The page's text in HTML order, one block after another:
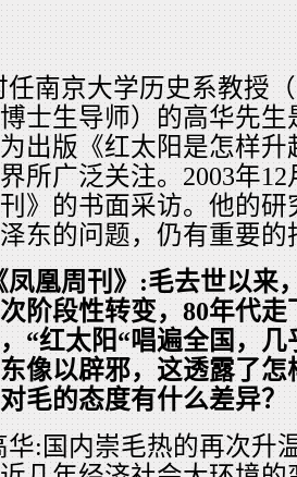
任南京大学历史系教授
士生导师）的高华先
出版《红太阳是怎样
所广泛关注。2003年
》的书面采访。他的
东的问题，仍有重要的
凤凰周刊》:毛去世以来
阶段性转变，80年代
“红太阳“唱遍全国，
像以辟邪，这透露了
毛的态度有什么差异？
华:国内崇毛热的再次升